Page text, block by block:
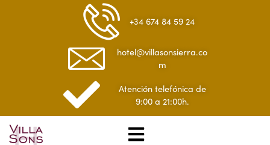
+34 674 84 59 24
hotel@villasonsierra.co
m
Atención telefónica de
9:00 a 21:00h.